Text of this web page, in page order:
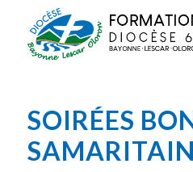
SOIRÉES
SAMARITAIN